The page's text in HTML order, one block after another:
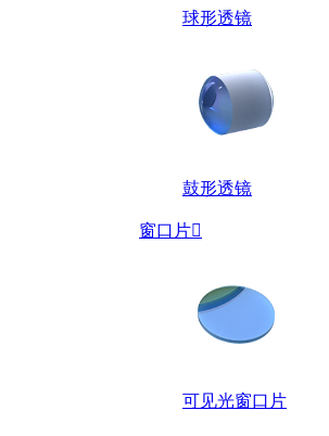
球形透镜
鼓形透镜
窗口片
可见光窗口片